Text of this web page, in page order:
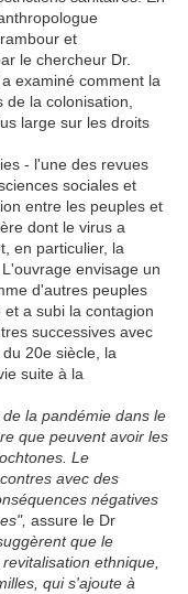
et
le chercheur Dr.
examiné comment la
la colonisation,
large sur les droits
- l'une des revues
sociales et
entre les peuples et
dont le virus a
en particulier, la
envisage un
d'autres peuples
a subi la contagion
successives avec
20e siècle, la
suite à la
la pandémie dans le
que peuvent avoir les
Le
avec des
négatives
assure le Dr
que le
ethnique,
qui s'ajoute à